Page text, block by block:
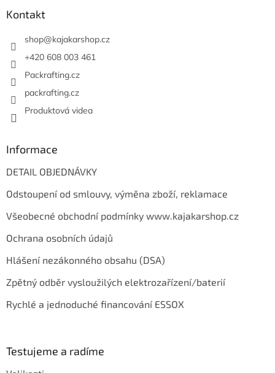
Kontakt
shop@kajakarshop.cz
+420 608 003 461
Packrafting.cz
packrafting.cz
Produktová videa
Informace
DETAIL OBJEDNÁVKY
Odstoupení od smlouvy, výměna zboží, reklamace
Všeobecné obchodní podmínky www.kajakarshop.cz
Ochrana osobních údajů
Hlášení nezákonného obsahu (DSA)
Zpětný odběr vysloužilých elektrozařízení/baterií
Rychlé a jednoduché financování ESSOX
Testujeme a radíme